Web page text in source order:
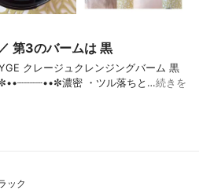
第3のバームは 黒
クレージュクレンジングバーム 黒
濃密 ・ツル落ちと…続きを
ック